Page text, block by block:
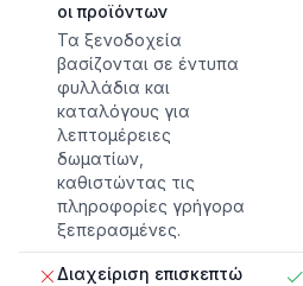
οι προϊόντων
Τα ξενοδοχεία
βασίζονται σε έντυπα
φυλλάδια και
καταλόγους για
λεπτομέρειες
δωματίων,
καθιστώντας τις
πληροφορίες γρήγορα
ξεπερασμένες.
Διαχείριση επισκεπτώ